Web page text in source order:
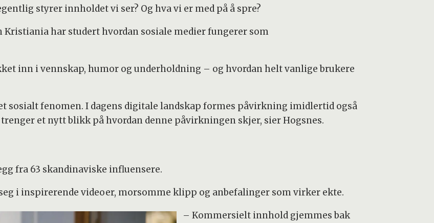
styrer innholdet vi ser? Og hva vi er med på å spre?
Kristiania har studert hvordan sosiale medier fungerer som
inn i vennskap, humor og underholdning – og hvordan helt vanlige brukere
sosialt fenomen. I dagens digitale landskap formes påvirkning imidlertid også
et nytt blikk på hvordan denne påvirkningen skjer, sier Hogsnes.
fra 63 skandinaviske influensere.
i inspirerende videoer, morsomme klipp og anbefalinger som virker ekte.
– Kommersielt innhold gjemmes bak